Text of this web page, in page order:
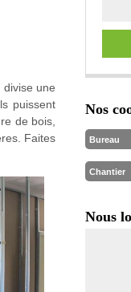
une
puissent
de bois,
Faites
Nos
Bureau
Chantier
Nous